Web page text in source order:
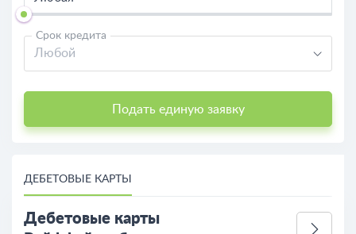
Срок кредита
Любой
Подать единую заявку
ДЕБЕТОВЫЕ КАРТЫ
Дебетовые карты